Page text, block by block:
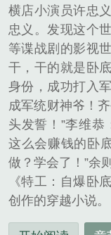
横店小演员许忠
忠义。发现这个
等谍战剧的影视
干，干的就是卧
身份，成功打入
成军统财神爷！
头发誓！”李维恭
这么会赚钱的卧
做？学会了！”余
《特工：自爆卧
创作的穿越小说。